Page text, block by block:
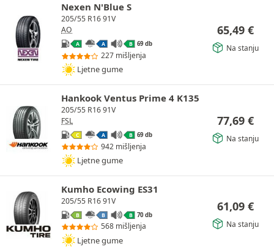
Nexen N'Blue S
205/55 R16 91V
AO
A A B 69 db
227 mišljenja
Ljetne gume
65,49 €
Na stanju
Hankook Ventus Prime 4 K135
205/55 R16 91V
FSL
C A B 69 db
942 mišljenja
Ljetne gume
77,69 €
Na stanju
Kumho Ecowing ES31
205/55 R16 91V
B B B 70 db
568 mišljenja
Ljetne gume
61,09 €
Na stanju